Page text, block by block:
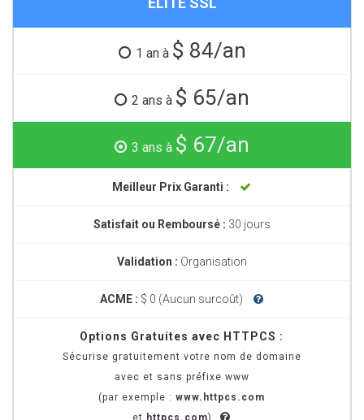
1 an à $ 84/an
2 ans à $ 65/an
3 ans à $ 67/an
Meilleur Prix Garanti :
Satisfait ou Remboursé : 30 jours
Validation : Organisation
ACME : $ 0 (Aucun surcoût)
Options Gratuites avec HTTPCS :
Sécurise gratuitement votre nom de domaine
avec et sans préfixe www
(par exemple : www.httpcs.com
et httpcs.com)